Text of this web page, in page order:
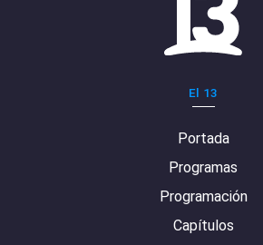
El 13
Portada
Programas
Programación
Capítulos